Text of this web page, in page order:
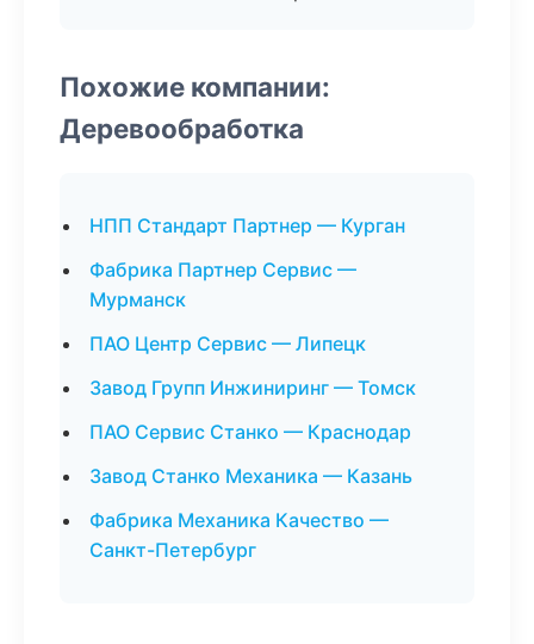
Похожие компании:
Деревообработка
НПП Стандарт Партнер — Курган
Фабрика Партнер Сервис —
Мурманск
ПАО Центр Сервис — Липецк
Завод Групп Инжиниринг — Томск
ПАО Сервис Станко — Краснодар
Завод Станко Механика — Казань
Фабрика Механика Качество —
Санкт-Петербург